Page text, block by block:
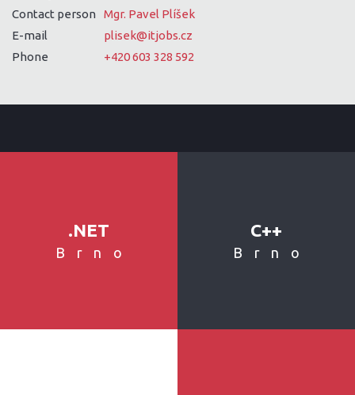
Contact person Mgr. Pavel Plíšek
E-mail
plisek@itjobs.cz
Phone
+420 603 328 592
.NET
Brno
C++
Brno